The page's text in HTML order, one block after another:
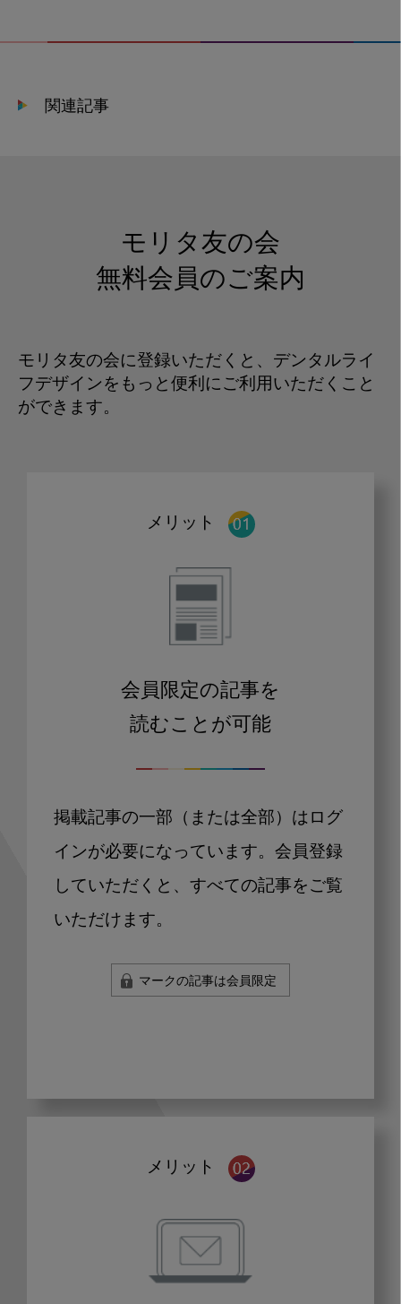
関連記事
モリタ友の会
無料会員のご案内
モリタ友の会に登録いただくと、デンタルライ
フデザインをもっと便利にご利用いただくこと
ができます。
メリット
会員限定の記事を
読むことが可能
掲載記事の一部（または全部）はログ
インが必要になっています。会員登録
していただくと、すべての記事をご覧
いただけます。
マークの記事は会員限定
メリット